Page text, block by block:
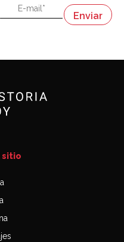
no es una desventaja"
sitio